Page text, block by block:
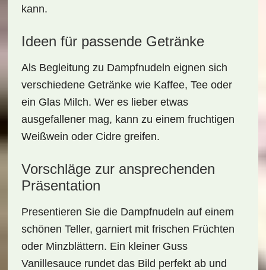
kann.
Ideen für passende Getränke
Als Begleitung zu Dampfnudeln eignen sich
verschiedene Getränke wie Kaffee, Tee oder
ein Glas Milch. Wer es lieber etwas
ausgefallener mag, kann zu einem fruchtigen
Weißwein oder Cidre greifen.
Vorschläge zur ansprechenden
Präsentation
Presentieren Sie die Dampfnudeln auf einem
schönen Teller, garniert mit frischen Früchten
oder Minzblättern. Ein kleiner Guss
Vanillesauce rundet das Bild perfekt ab und